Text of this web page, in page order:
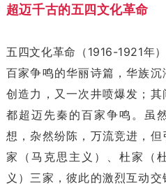
超迈千古的五四文化革命
五四文化革命（1916-1921年
百家争鸣的华丽诗篇，华族沉
创造力，又一次井喷爆发；其
都超迈先秦的百家争鸣。虽
想，杂然纷陈，万流竞进，
家（马克思主义）、杜家（
义）三家，彼此的激烈互动